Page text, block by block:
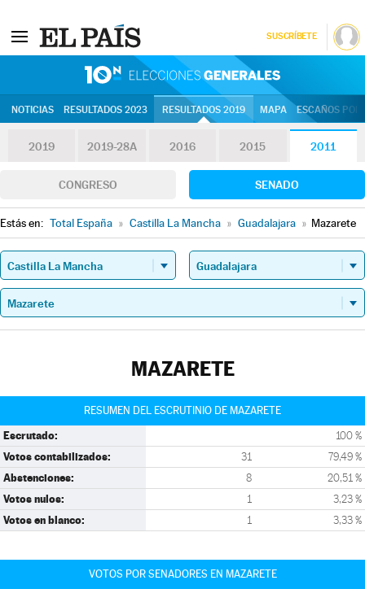
SUSCRÍBETE
NOTICIAS RESULTADOS 2023 RESULTADOS 2019 MAPA ESCAÑOS
2019 2019-28A 2016 2015 2011
CONGRESO SENADO
Estás en: Total España » Castilla La Mancha » Guadalajara » Mazarete
MAZARETE
RESUMEN DEL ESCRUTINIO DE MAZARETE
Escrutado: 100 %
Votos contabilizados: 31 79,49 %
Abstenciones: 8 20,51 %
Votos nulos: 1 3,23 %
Votos en blanco: 1 3,33 %
VOTOS POR SENADORES EN MAZARETE